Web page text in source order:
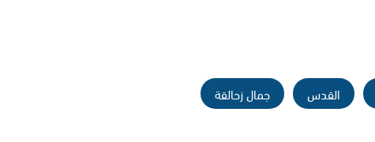
القدس جمال زحالقة